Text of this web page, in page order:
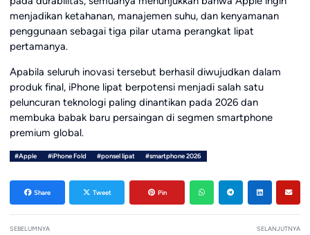
menjadikan ketahanan, manajemen suhu, dan kenyamanan
penggunaan sebagai tiga pilar utama perangkat lipat
pertamanya.
Apabila seluruh inovasi tersebut berhasil diwujudkan dalam
produk final, iPhone lipat berpotensi menjadi salah satu
peluncuran teknologi paling dinantikan pada 2026 dan
membuka babak baru persaingan di segmen smartphone
premium global.
#Apple #iPhone Fold #ponsel lipat #smartphone 2026
Share Tweet Pin
SEBELUMNYA SELANJUTNYA